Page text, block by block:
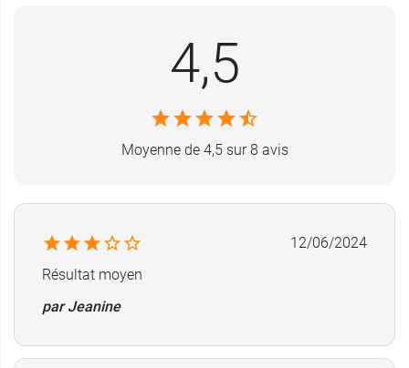
4,5
Moyenne de 4,5 sur 8 avis
12/06/2024
Résultat moyen
par Jeanine